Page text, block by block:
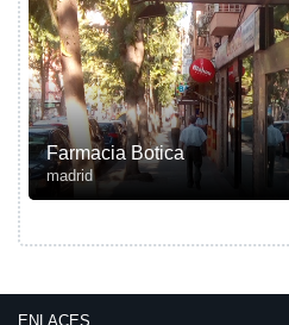
Farmacia Botica
madrid
ENLACES